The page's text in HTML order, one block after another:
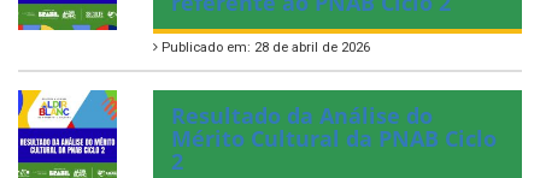
Publicado em: 28 de abril de 2026
Resultado da Análise do
Mérito Cultural da PNAB Ciclo
2